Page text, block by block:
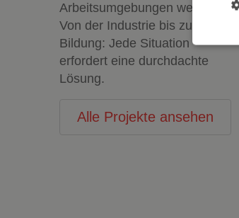
Arbeitsumgebungen weltweit.
Von der Industrie bis zur
Bildung: Jede Situation
erfordert eine durchdachte
Lösung.
Alle Projekte ansehen